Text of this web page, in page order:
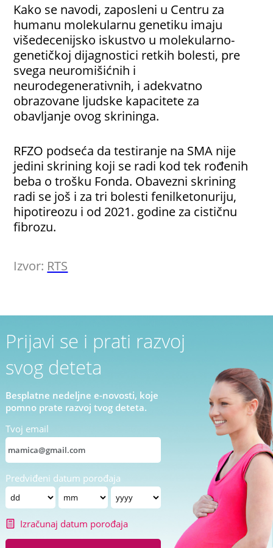
Kako se navodi, zaposleni u Centru za
humanu molekularnu genetiku imaju
višedecenijsko iskustvo u molekularno-
genetičkoj dijagnostici retkih bolesti, pre
svega neuromišićnih i
neurodegenerativnih, i adekvatno
obrazovane ljudske kapacitete za
obavljanje ovog skrininga.
RFZO podseća da testiranje na SMA nije
jedini skrining koji se radi kod tek rođenih
beba o trošku Fonda. Obavezni skrining
radi se još i za tri bolesti fenilketonuriju,
hipotireozu i od 2021. godine za cističnu
fibrozu.
Izvor: RTS
Prijavi se i prati razvoj
svog deteta
Besplatne nedeljne e-novosti, koje
pomno prate razvoj tvog deteta.
Tvoj email
Predviđeni datum porođaja
Izračunaj datum porođaja